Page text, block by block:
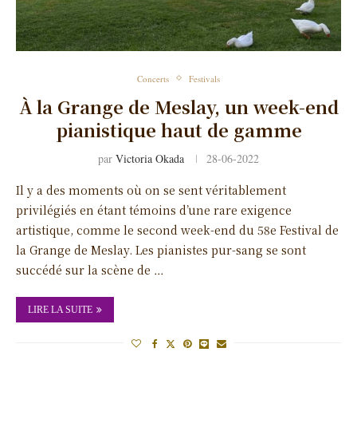
Concerts Festivals
À la Grange de Meslay, un week-end
pianistique haut de gamme
par Victoria Okada 28-06-2022
Il y a des moments où on se sent véritablement
privilégiés en étant témoins d’une rare exigence
artistique, comme le second week-end du 58e Festival de
la Grange de Meslay. Les pianistes pur-sang se sont
succédé sur la scène de …
LIRE LA SUITE